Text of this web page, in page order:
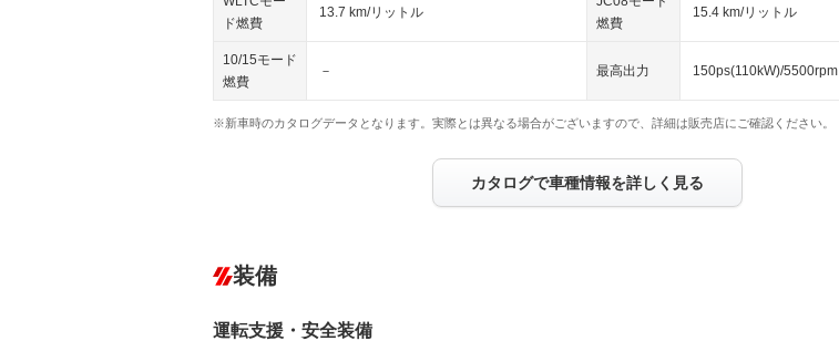
ド燃費
13.7 km/リットル
燃費
15.4 km/リットル
10/15モード
燃費
－ 最高出力 150ps(110kW)/5500rpm
※新車時のカタログデータとなります。実際とは異なる場合がございますので、詳細は販売店にご確認ください。
カタログで車種情報を詳しく見る
装備
運転支援・安全装備